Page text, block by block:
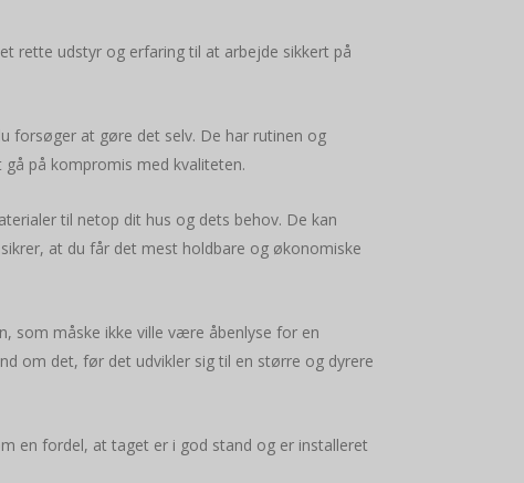
rette udstyr og erfaring til at arbejde sikkert på
forsøger at gøre det selv. De har rutinen og
på kompromis med kvaliteten.
til netop dit hus og dets behov. De kan
at du får det mest holdbare og økonomiske
som måske ikke ville være åbenlyse for en
om det, før det udvikler sig til en større og dyrere
en fordel, at taget er i god stand og er installeret